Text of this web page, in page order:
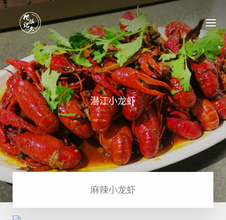
关于我们
相识很久菜品
品牌加盟
成功案例
新闻中心
联系我们
潜江小龙虾
麻辣小龙虾